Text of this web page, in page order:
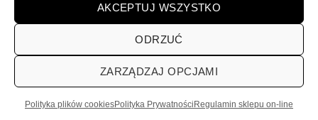
AKCEPTUJ WSZYSTKO
ODRZUĆ
ZARZĄDZAJ OPCJAMI
Polityka plików cookiesPolityka Prywatności Regulamin sklepu on-line
POLITYKA PRYWATNOŚCI
WYSYŁKA
DOSTAWA ZWROTY HOME VISARDI
Visardi | Home Decorations | Home Accessories | © 2026